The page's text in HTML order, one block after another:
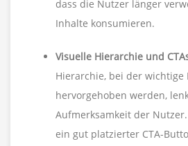
dass die Nutzer länger
Inhalte konsumieren.
Visuelle Hierarchie und
Hierarchie, bei der wichtige
hervorgehoben werden,
Aufmerksamkeit der
ein gut platzierter CTA-